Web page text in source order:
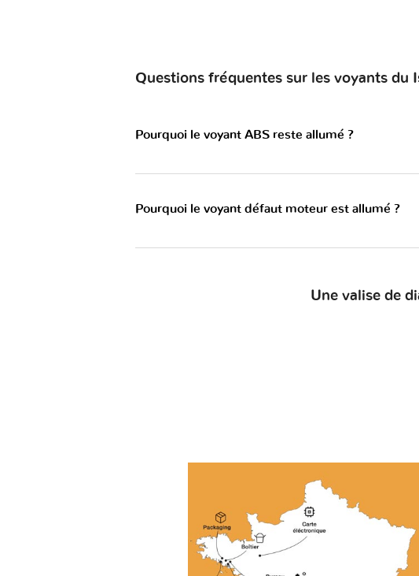
Questions fréquentes sur les voyants du
Pourquoi le voyant ABS reste allumé ?
Pourquoi le voyant défaut moteur est allumé ?
Une valise de